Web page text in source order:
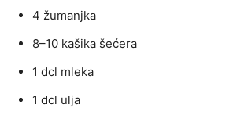
4 žumanjka
8–10 kašika šećera
1 dcl mleka
1 dcl ulja